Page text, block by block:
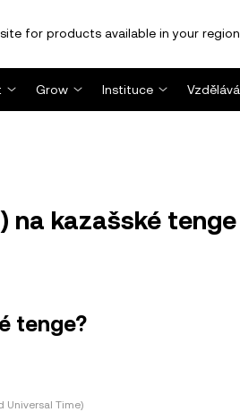
for products available in your region.
Grow Instituce
na kazašské
tenge?
Universal Time)